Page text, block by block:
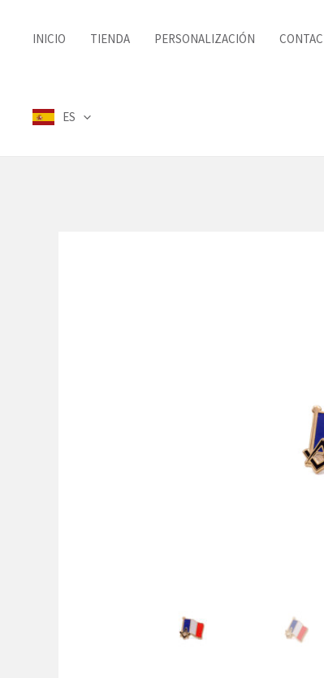
INICIO TIENDA PERSONALIZACIÓN
ES